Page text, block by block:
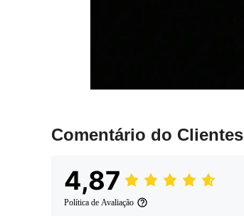
Comentário do Clientes
4,87
Política de Avaliação